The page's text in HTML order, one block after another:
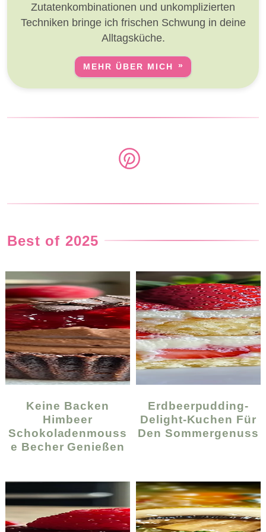
Zutatenkombinationen und unkomplizierten
Techniken bringe ich frischen Schwung in deine
Alltagsküche.
MEHR ÜBER MICH
Best of 2025
Keine Backen
Himbeer
Schokoladenmouss
E Becher Genießen
Erdbeerpudding-
Delight-Kuchen Für
Den Sommergenuss